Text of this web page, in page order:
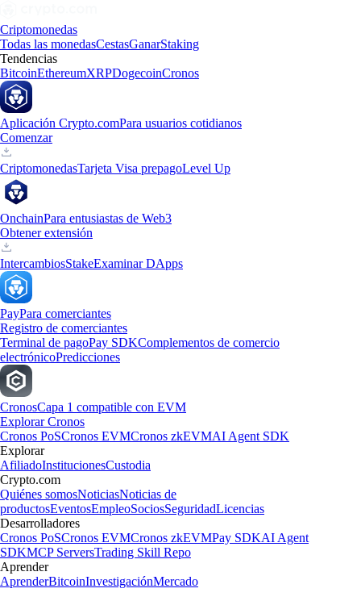
Criptomonedas
Todas las monedasCestasGanarStaking
Tendencias
BitcoinEthereumXRPDogecoinCronos
Aplicación Crypto.comPara usuarios cotidianos
Comenzar
CriptomonedasTarjeta Visa prepagoLevel Up
OnchainPara entusiastas de Web3
Obtener extensión
IntercambiosStakeExaminar DApps
PayPara comerciantes
Registro de comerciantes
Terminal de pagoPay SDKComplementos de comercio
electrónicoPredicciones
CronosCapa 1 compatible con EVM
Explorar Cronos
Cronos PoSCronos EVMCronos zkEVMAI Agent SDK
Explorar
AfiliadoInstitucionesCustodia
Crypto.com
Quiénes somosNoticiasNoticias de
productosEventosEmpleoSociosSeguridadLicencias
Desarrolladores
Cronos PoSCronos EVMCronos zkEVMPay SDKAI Agent
SDKMCP ServersTrading Skill Repo
Aprender
AprenderBitcoinInvestigaciónMercado